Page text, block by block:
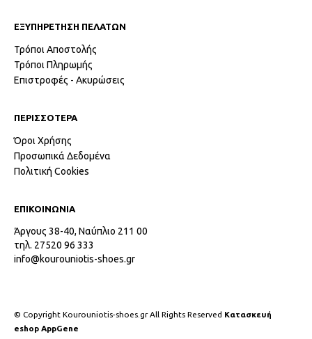
ΕΞΥΠΗΡΕΤΗΣΗ ΠΕΛΑΤΩΝ
Τρόποι Αποστολής
Τρόποι Πληρωμής
Επιστροφές - Ακυρώσεις
ΠΕΡΙΣΣΟΤΕΡΑ
Όροι Χρήσης
Προσωπικά Δεδομένα
Πολιτική Cookies
ΕΠΙΚΟΙΝΩΝΙΑ
Άργους 38-40, Ναύπλιο 211 00
τηλ. 27520 96 333
info@kourouniotis-shoes.gr
© Copyright Kourouniotis-shoes.gr All Rights Reserved Κατασκευή
eshop AppGene